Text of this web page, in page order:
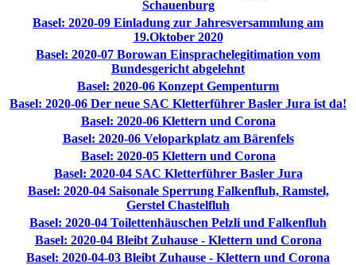
Schauenburg
Basel: 2020-09 Einladung zur Jahresversammlung am
19.Oktober 2020
Basel: 2020-07 Borowan Einsprachelegitimation vom
Bundesgericht abgelehnt
Basel: 2020-06 Konzept Gempenturm
Basel: 2020-06 Der neue SAC Kletterführer Basler Jura ist da!
Basel: 2020-06 Klettern und Corona
Basel: 2020-06 Veloparkplatz am Bärenfels
Basel: 2020-05 Klettern und Corona
Basel: 2020-04 SAC Kletterführer Basler Jura
Basel: 2020-04 Saisonale Sperrung Falkenfluh, Ramstel,
Gerstel Chastelfluh
Basel: 2020-04 Toilettenhäuschen Pelzli und Falkenfluh
Basel: 2020-04 Bleibt Zuhause - Klettern und Corona
Basel: 2020-04-03 Bleibt Zuhause - Klettern und Corona